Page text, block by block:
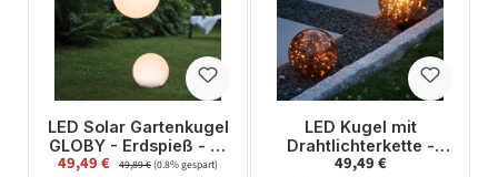
LED Solar Gartenkugel
GLOBY - Erdspieß - H:
23cm, D: 25cm - 2
Verkaufspreis:
49,49 € Regulärer Preis:
49,89 €(0.8% gespart)
LED Kugel mit
Drahtlichterkette -
stehend - 100
Regulärer Preis:
49,49 €